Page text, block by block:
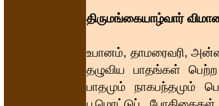
திருமங்கையாழ்வார்
உபானம், தாமரைவரி,
தழுவிய பாதங்கள்
பாதமும் நாகபந்தமும்